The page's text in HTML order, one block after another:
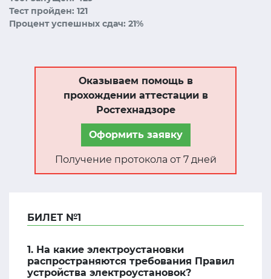
Тест пройден: 121
Процент успешных сдач: 21%
Оказываем помощь в
прохождении аттестации в
Ростехнадзоре
Оформить заявку
Получение протокола от 7 дней
БИЛЕТ №1
1. На какие электроустановки
распространяются требования Правил
устройства электроустановок?